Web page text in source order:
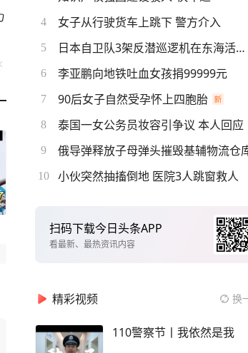
4 女子从行驶货车上跳下 警方介入
5 日本自卫队3架反潜巡逻机在东海活动
6 李亚鹏向地铁吐血女孩捐99999元
7 90后女子自然受孕怀上四胞胎
8 泰国一女公务员妆容引争议 本人回应
9 俄导弹释放子母弹头摧毁基辅物流仓
10 小伙突然抽搐倒地 医院3人跳窗救人
扫码下载今日头条APP
看最新、最热资讯内容
精彩视频 换
110警察节丨我依然是我